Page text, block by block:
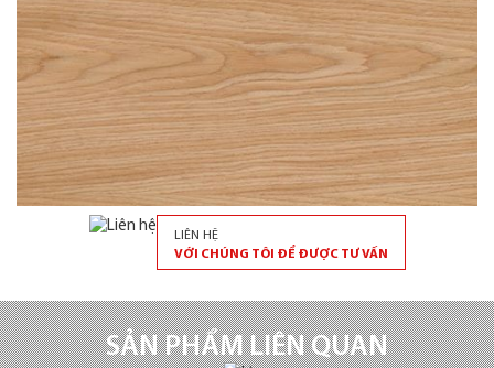
LIÊN HỆ
VỚI CHÚNG TÔI ĐỂ ĐƯỢC TƯ VẤN
SẢN PHẨM LIÊN QUAN